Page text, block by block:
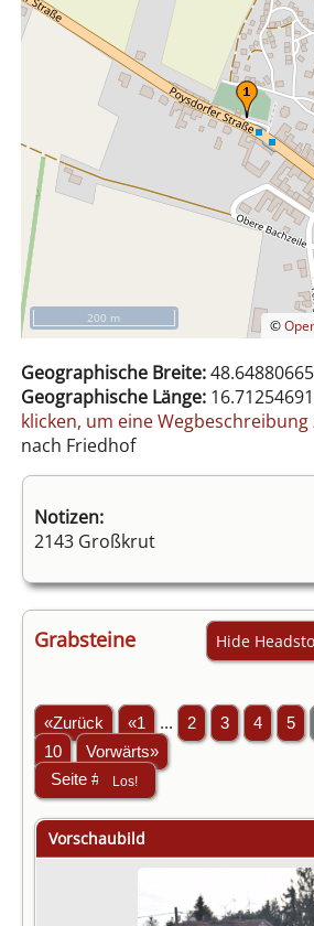
©
200 m
Geographische Breite:
Geographische Länge:
klicken, um eine
nach Friedhof
Notizen:
2143 Großkrut
Grabsteine Hide
«Zurück «1 ... 2 3 4 5
10
Vorwärts»
Vorschaubild